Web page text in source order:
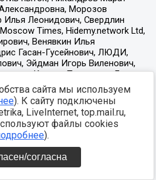
сайта мы используем
). К сайту подключены
LiveInternet, top.mail.ru,
файлы cookies
).
согласна